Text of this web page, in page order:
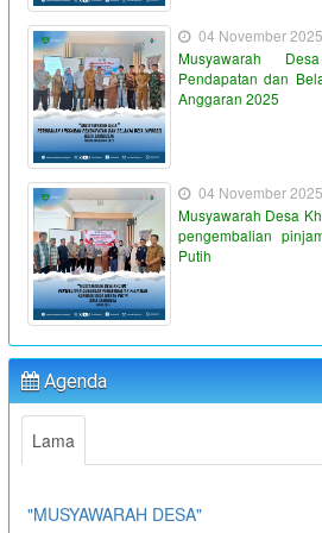
04 November
Musyawarah
Pendapatan dan
Anggaran 2025
04 November
Musyawarah Desa
pengembalian
Putih
Agenda
Lama
"PENYALURAN BLT-DD TAHUN
Waktu
Lokasi : Kantor
Koordinator
Waktu